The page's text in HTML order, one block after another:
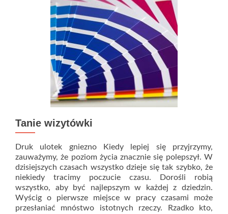
Tanie wizytówki
Druk ulotek gniezno Kiedy lepiej się przyjrzymy,
zauważymy, że poziom życia znacznie się polepszył. W
dzisiejszych czasach wszystko dzieje się tak szybko, że
niekiedy tracimy poczucie czasu. Dorośli robią
wszystko, aby być najlepszym w każdej z dziedzin.
Wyścig o pierwsze miejsce w pracy czasami może
przesłaniać mnóstwo istotnych rzeczy. Rzadko kto,